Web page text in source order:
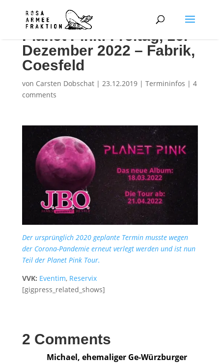
Planet Pink: Freitag, 16.
Dezember 2022 – Fabrik,
Coesfeld
von Carsten Dobschat| 23.12.2019| Termininfos | 4
comments
Der ursprünglich 2020 geplante Termin musste wegen
der Corona-Pandemie erneut verlegt werden und ist nun
Teil der Planet Pink Tour.
VVK: Eventim, Reservix
[gigpress_related_shows]
2 Comments
Michael, ehemaliger Ge-Würzburger